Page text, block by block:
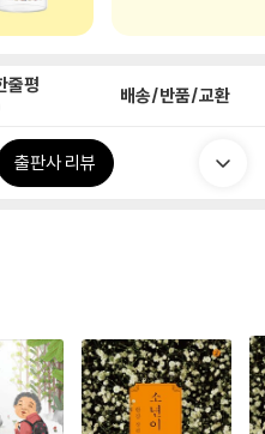
줄평 배송/반품/교환
출판사 리뷰